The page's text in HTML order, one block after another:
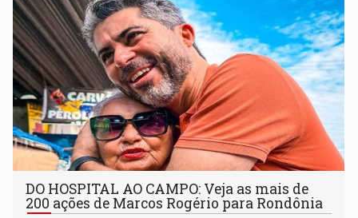
DO HOSPITAL AO CAMPO: Veja as mais de
200 ações de Marcos Rogério para Rondônia